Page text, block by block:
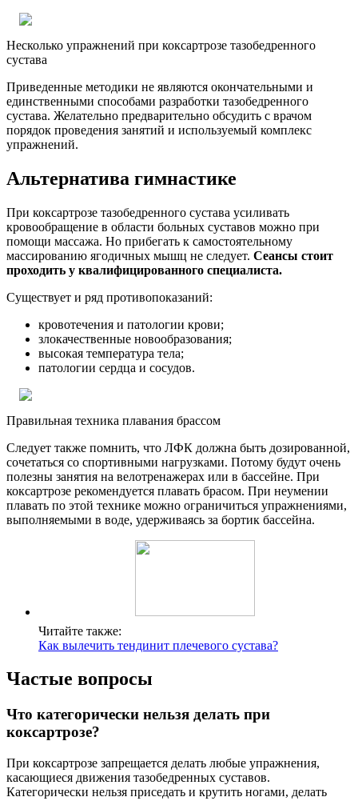
Несколько упражнений при коксартрозе тазобедренного
сустава
Приведенные методики не являются окончательными и
единственными способами разработки тазобедренного
сустава. Желательно предварительно обсудить с врачом
порядок проведения занятий и используемый комплекс
упражнений.
Альтернатива гимнастике
При коксартрозе тазобедренного сустава усиливать
кровообращение в области больных суставов можно при
помощи массажа. Но прибегать к самостоятельному
массированию ягодичных мышц не следует. Сеансы стоит
проходить у квалифицированного специалиста.
Существует и ряд противопоказаний:
кровотечения и патологии крови;
злокачественные новообразования;
высокая температура тела;
патологии сердца и сосудов.
Правильная техника плавания брассом
Следует также помнить, что ЛФК должна быть дозированной,
сочетаться со спортивными нагрузками. Потому будут очень
полезны занятия на велотренажерах или в бассейне. При
коксартрозе рекомендуется плавать брасом. При неумении
плавать по этой технике можно ограничиться упражнениями,
выполняемыми в воде, удерживаясь за бортик бассейна.
Читайте также:
Как вылечить тендинит плечевого сустава?
Частые вопросы
Что категорически нельзя делать при
коксартрозе?
При коксартрозе запрещается делать любые упражнения,
касающиеся движения тазобедренных суставов.
Категорически нельзя приседать и крутить ногами, делать